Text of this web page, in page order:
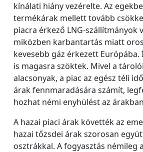
kínálati hiány vezérelte. Az
termékárak mellett tovább
piacra érkező LNG-szállítmányok
miközben karbantartás miatt
kevesebb gáz érkezett
is magasra szöktek. Mivel a
alacsonyak, a piac az egész téli
árak fennmaradására számít,
hozhat némi enyhülést az
A hazai piaci árak követték az
hazai tőzsdei árak szorosan
osztrákkal. A fogyasztás némileg